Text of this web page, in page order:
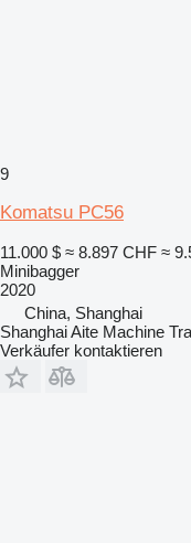
9
Komatsu PC56
11.000 $ ≈ 8.897 CHF ≈
Minibagger
2020
China, Shanghai
Shanghai Aite Machine
Verkäufer kontaktieren